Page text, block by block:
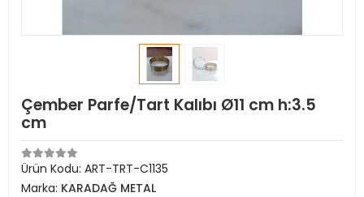
Çember Parfe/Tart Kalıbı Ø11 cm h:3.5
cm
Ürün Kodu: ART-TRT-C1135
Marka: KARADAĞ METAL